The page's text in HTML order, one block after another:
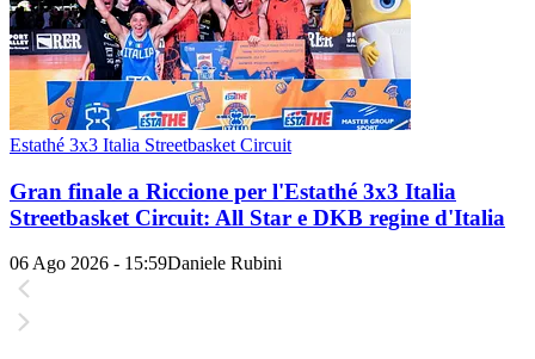
Estathé 3x3 Italia Streetbasket Circuit
Gran finale a Riccione per l'Estathé 3x3 Italia
Streetbasket Circuit: All Star e DKB regine d'Italia
06 Ago 2026 - 15:59Daniele Rubini